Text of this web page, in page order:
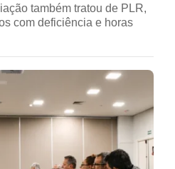
também tratou de PLR,
com deficiência e horas